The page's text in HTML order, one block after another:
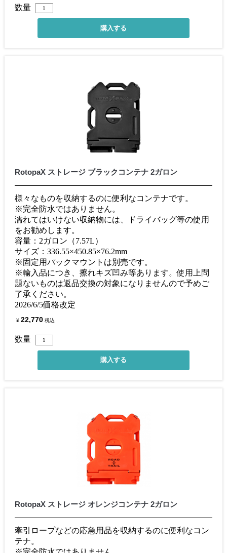
数量
RotopaX ストレージ ブラックコンテナ 2ガロン
様々なものを収納するのに便利なコンテナです。
※完全防水ではありません。
濡れてはいけない収納物には、ドライバッグ等の使用
をお勧めします。
容量：2ガロン（7.57L）
サイズ：336.55×450.85×76.2mm
※固定用パックマウントは別売です。
※輸入品につき、擦れキズ凹み等あります。使用上問
題ないものは返品交換の対象になりませんので予めご
了承ください。
2026/6/5価格改定
¥ 22,770 税込
数量
RotopaX ストレージ オレンジコンテナ 2ガロン
牽引ロープなどの応急用品を収納するのに便利なコン
テナ。